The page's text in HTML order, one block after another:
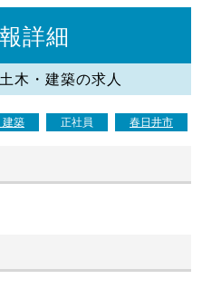
詳細
木・建築の求人
建築 正社員 春日井市